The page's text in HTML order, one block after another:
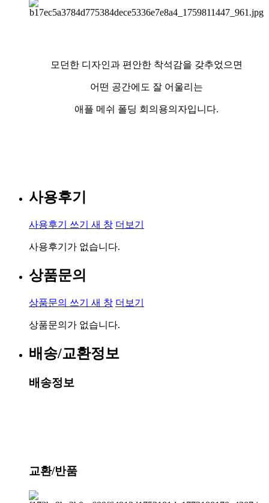
모던한 디자인과 편안한 착석감을 갖추었으면
어떤 공간에도 잘 어울리는
애플 메쉬 폴딩 회의용의자입니다.
사용후기
사용후기 쓰기 새 창 더보기
사용후기가 없습니다.
상품문의
상품문의 쓰기 새 창 더보기
상품문의가 없습니다.
배송/교환정보
배송정보
교환/반품